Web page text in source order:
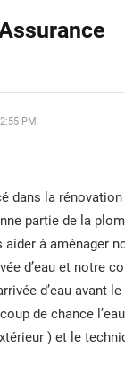
PM
dans la
partie de la
à aménager
d’eau et notre
d’eau
de chance
) et le